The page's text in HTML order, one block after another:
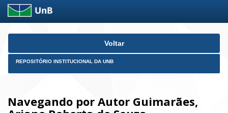
Skip
Voltar
REPOSITÓRIO INSTITUCIONAL DA UNB
Navegando por Autor Guimarães,